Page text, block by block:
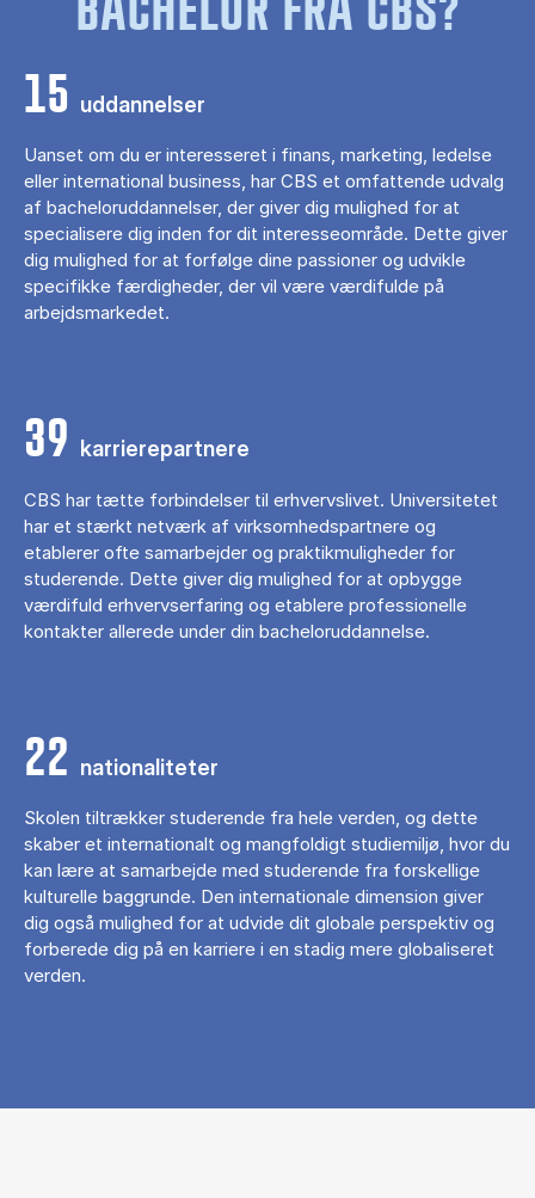
BACHELOR FRA CBS?
15 uddannelser
Uanset om du er interesseret i finans, marketing, ledelse
eller international business, har CBS et omfattende udvalg
af bacheloruddannelser, der giver dig mulighed for at
specialisere dig inden for dit interesseområde. Dette giver
dig mulighed for at forfølge dine passioner og udvikle
specifikke færdigheder, der vil være værdifulde på
arbejdsmarkedet.
39 karrierepartnere
CBS har tætte forbindelser til erhvervslivet. Universitetet
har et stærkt netværk af virksomhedspartnere og
etablerer ofte samarbejder og praktikmuligheder for
studerende. Dette giver dig mulighed for at opbygge
værdifuld erhvervserfaring og etablere professionelle
kontakter allerede under din bacheloruddannelse.
22 nationaliteter
Skolen tiltrækker studerende fra hele verden, og dette
skaber et internationalt og mangfoldigt studiemiljø, hvor du
kan lære at samarbejde med studerende fra forskellige
kulturelle baggrunde. Den internationale dimension giver
dig også mulighed for at udvide dit globale perspektiv og
forberede dig på en karriere i en stadig mere globaliseret
verden.